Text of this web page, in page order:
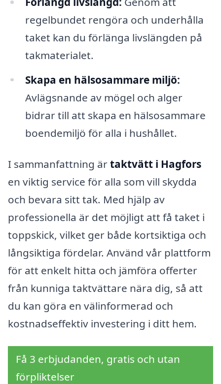
regelbundet rengöra och underhålla
taket kan du förlänga livslängden på
takmaterialet.
Skapa en hälsosammare miljö:
Avlägsnande av mögel och alger
bidrar till att skapa en hälsosammare
boendemiljö för alla i hushållet.
I sammanfattning ärtaktvätt i Hagfors
en viktig service för alla som vill skydda
och bevara sitt tak. Med hjälp av
professionella är det möjligt att få taket i
toppskick, vilket ger både kortsiktiga och
långsiktiga fördelar. Använd vår plattform
för att enkelt hitta och jämföra offerter
från kunniga taktvättare nära dig, så att
du kan göra en välinformerad och
kostnadseffektiv investering i ditt hem.
Få 3 erbjudanden, gratis och utan
förpliktelser